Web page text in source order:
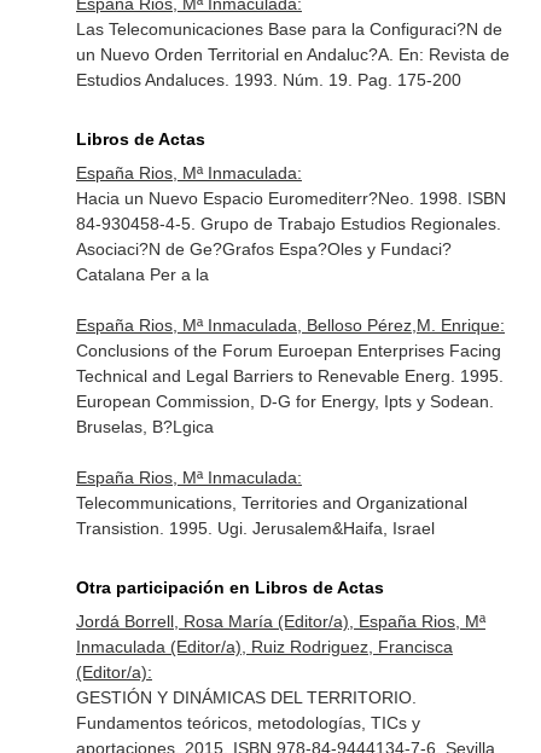
Las Telecomunicaciones Base para la Configuraci?N de
un Nuevo Orden Territorial en Andaluc?A. En: Revista de
Estudios Andaluces. 1993. Núm. 19. Pag. 175-200
Libros de Actas
España Rios, Mª Inmaculada:
Hacia un Nuevo Espacio Euromediterr?Neo. 1998. ISBN
84-930458-4-5. Grupo de Trabajo Estudios Regionales.
Asociaci?N de Ge?Grafos Espa?Oles y Fundaci?
Catalana Per a la
España Rios, Mª Inmaculada, Belloso Pérez,M. Enrique:
Conclusions of the Forum Euroepan Enterprises Facing
Technical and Legal Barriers to Renevable Energ. 1995.
European Commission, D-G for Energy, Ipts y Sodean.
Bruselas, B?Lgica
España Rios, Mª Inmaculada:
Telecommunications, Territories and Organizational
Transistion. 1995. Ugi. Jerusalem&Haifa, Israel
Otra participación en Libros de Actas
Jordá Borrell, Rosa María (Editor/a), España Rios, Mª
Inmaculada (Editor/a), Ruiz Rodriguez, Francisca
(Editor/a):
GESTIÓN Y DINÁMICAS DEL TERRITORIO.
Fundamentos teóricos, metodologías, TICs y
aportaciones. 2015. ISBN 978-84-9444134-7-6. Sevilla